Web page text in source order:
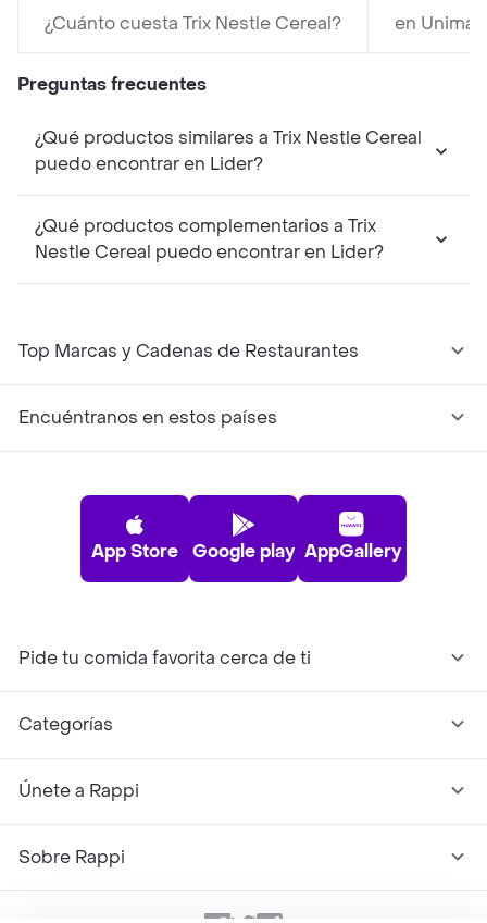
¿Cuánto cuesta Trix Nestle Cereal? en
Preguntas frecuentes
¿Qué productos similares a Trix Nestle Cereal
puedo encontrar en Lider?
¿Qué productos complementarios a Trix
Nestle Cereal puedo encontrar en Lider?
Top Marcas y Cadenas de Restaurantes
Encuéntranos en estos países
App Store Google play AppGallery
Pide tu comida favorita cerca de ti
Categorías
Únete a Rappi
Sobre Rappi